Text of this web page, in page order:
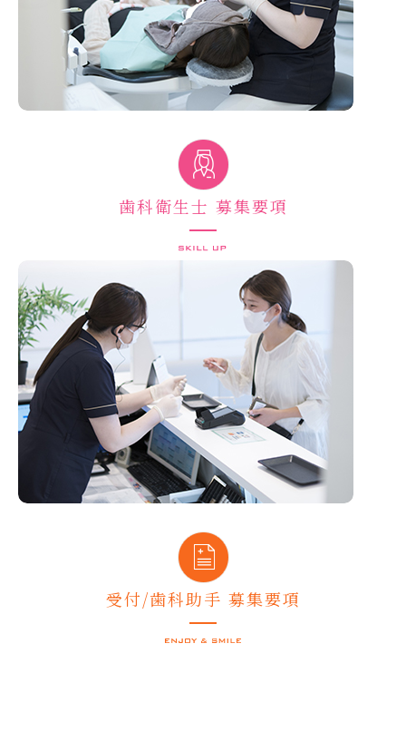
歯科衛生士 募集要項
受付/歯科助手 募集要項